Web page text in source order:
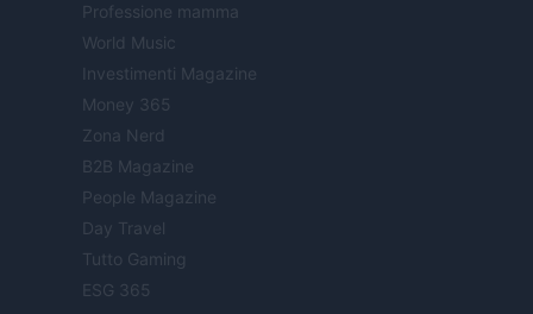
Professione mamma
World Music
Investimenti Magazine
Money 365
Zona Nerd
B2B Magazine
People Magazine
Day Travel
Tutto Gaming
ESG 365